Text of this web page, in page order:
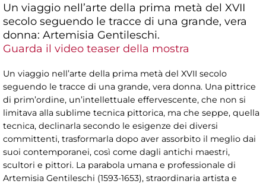
Un viaggio nell’arte della prima metà del XVII
secolo seguendo le tracce di una grande, vera
donna: Artemisia Gentileschi.
Guarda il video teaser della mostra
Un viaggio nell’arte della prima metà del XVII secolo
seguendo le tracce di una grande, vera donna. Una pittrice
di prim’ordine, un’intellettuale effervescente, che non si
limitava alla sublime tecnica pittorica, ma che seppe, quella
tecnica, declinarla secondo le esigenze dei diversi
committenti, trasformarla dopo aver assorbito il meglio dai
suoi contemporanei, così come dagli antichi maestri,
scultori e pittori. La parabola umana e professionale di
Artemisia Gentileschi (1593-1653), straordinaria artista e